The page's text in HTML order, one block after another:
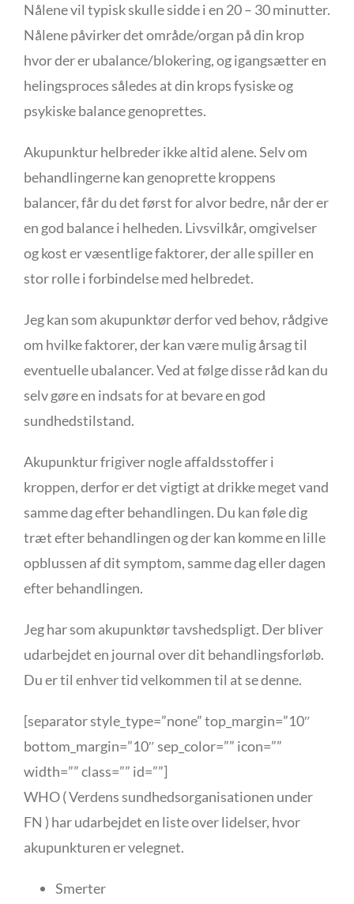
Nålene vil typisk skulle sidde i en 20 – 30 minutter.
Nålene påvirker det område/organ på din krop
hvor der er ubalance/blokering, og igangsætter en
helingsproces således at din krops fysiske og
psykiske balance genoprettes.
Akupunktur helbreder ikke altid alene. Selv om
behandlingerne kan genoprette kroppens
balancer, får du det først for alvor bedre, når der er
en god balance i helheden. Livsvilkår, omgivelser
og kost er væsentlige faktorer, der alle spiller en
stor rolle i forbindelse med helbredet.
Jeg kan som akupunktør derfor ved behov, rådgive
om hvilke faktorer, der kan være mulig årsag til
eventuelle ubalancer. Ved at følge disse råd kan du
selv gøre en indsats for at bevare en god
sundhedstilstand.
Akupunktur frigiver nogle affaldsstoffer i
kroppen, derfor er det vigtigt at drikke meget vand
samme dag efter behandlingen. Du kan føle dig
træt efter behandlingen og der kan komme en lille
opblussen af dit symptom, samme dag eller dagen
efter behandlingen.
Jeg har som akupunktør tavshedspligt. Der bliver
udarbejdet en journal over dit behandlingsforløb.
Du er til enhver tid velkommen til at se denne.
[separator style_type=”none” top_margin=”10″
bottom_margin=”10″ sep_color=”” icon=””
width=”” class=”” id=””]
WHO ( Verdens sundhedsorganisationen under
FN ) har udarbejdet en liste over lidelser, hvor
akupunkturen er velegnet.
Smerter